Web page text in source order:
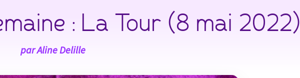
: La Tour (8 mai 2022)
parAline Delille